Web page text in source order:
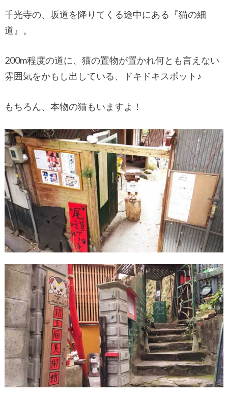
千光寺の、坂道を降りてくる途中にある『猫の細
道』。
200m程度の道に、猫の置物が置かれ何とも言えない
雰囲気をかもし出している、ドキドキスポット♪
もちろん、本物の猫もいますよ！